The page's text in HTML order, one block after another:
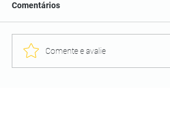
Comentários
Comente e avalie